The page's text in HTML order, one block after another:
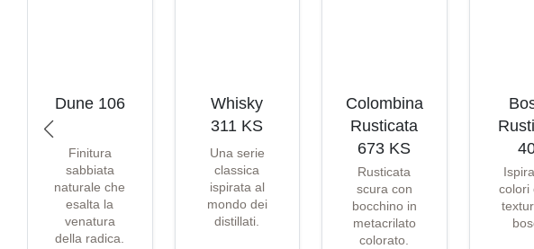
Dune 106
Finitura
sabbiata
naturale che
esalta la
venatura
della radica.
Whisky
311 KS
Una serie
classica
ispirata al
mondo dei
distillati.
Colombina
Rusticata
673 KS
Rusticata
scura con
bocchino in
metacrilato
colorato.
colori